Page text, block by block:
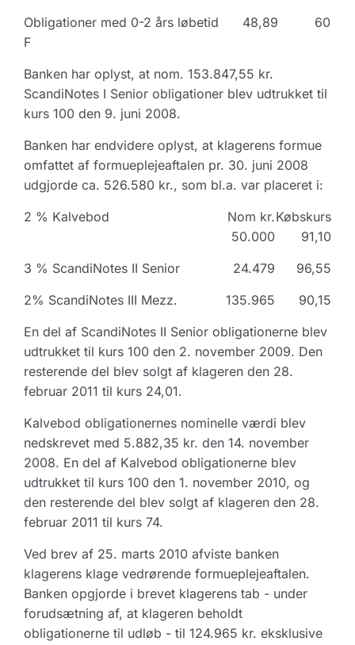
Obligationer med 0-2 års løbetid
F
48,89 60
Banken har oplyst, at nom. 153.847,55 kr.
ScandiNotes I Senior obligationer blev udtrukket til
kurs 100 den 9. juni 2008.
Banken har endvidere oplyst, at klagerens formue
omfattet af formueplejeaftalen pr. 30. juni 2008
udgjorde ca. 526.580 kr., som bl.a. var placeret i:
2 % Kalvebod
Nom kr.
50.000
Købskurs
91,10
3 % ScandiNotes II Senior
24.479
96,55
2% ScandiNotes III Mezz.
135.965
90,15
En del af ScandiNotes II Senior obligationerne blev
udtrukket til kurs 100 den 2. november 2009. Den
resterende del blev solgt af klageren den 28.
februar 2011 til kurs 24,01.
Kalvebod obligationernes nominelle værdi blev
nedskrevet med 5.882,35 kr. den 14. november
2008. En del af Kalvebod obligationerne blev
udtrukket til kurs 100 den 1. november 2010, og
den resterende del blev solgt af klageren den 28.
februar 2011 til kurs 74.
Ved brev af 25. marts 2010 afviste banken
klagerens klage vedrørende formueplejeaftalen.
Banken opgjorde i brevet klagerens tab - under
forudsætning af, at klageren beholdt
obligationerne til udløb - til 124.965 kr. eksklusive